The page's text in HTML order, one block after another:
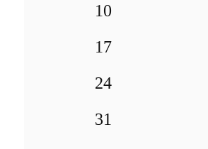
10
17
24
31